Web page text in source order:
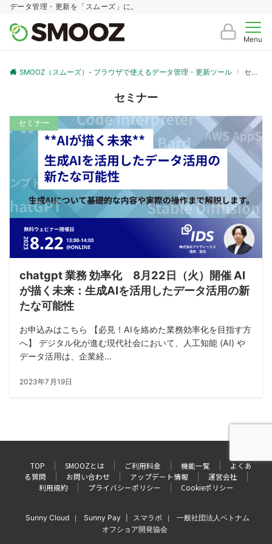
データ管理・更新を「スムーズ」に。
Menu
SMOOZ（スムーズ）- ブラウザで使えるデータ管理・更新ツール セミナー
セミナー
セミナー
chatgpt 業務 効率化 8月22日（火）開催 AI
が描く未来：生成AIを活用したデータ活用の新
たな可能性
お申込みはこちら 【必見！AIを絡めた業務効率化を目指す方
へ】 デジタル化が進む現代社会において、人工知能 (AI) や
データ活用は、企業経...
2023年7月19日
TOP SMOOZとは ご利用料金 機能一覧
よくあ
る質問
お問い合わせ アップデート情報
運営会社
利用規約
プライバシーポリシー Cookieポリシー
Sunny Cloud ｜ Sunny Pay スマラボ ｜
一般社団法人ベトナム
オフショア開発協会